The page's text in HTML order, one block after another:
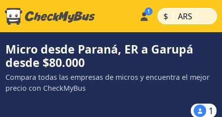
$ | ARS |
Micro desde Paraná, ER a Garupá
desde $80.000
Compara todas las empresas de micros y encuentra el mejor
precio con CheckMyBus
1